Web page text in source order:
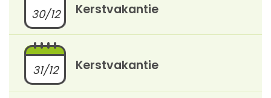
30/12 Kerstvakantie
31/12 Kerstvakantie